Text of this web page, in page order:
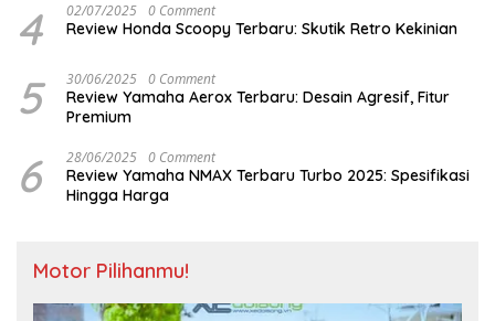
4 02/07/2025 0 Comment
Review Honda Scoopy Terbaru: Skutik Retro Kekinian
5 30/06/2025 0 Comment
Review Yamaha Aerox Terbaru: Desain Agresif, Fitur
Premium
6 28/06/2025 0 Comment
Review Yamaha NMAX Terbaru Turbo 2025: Spesifikasi
Hingga Harga
Motor Pilihanmu!